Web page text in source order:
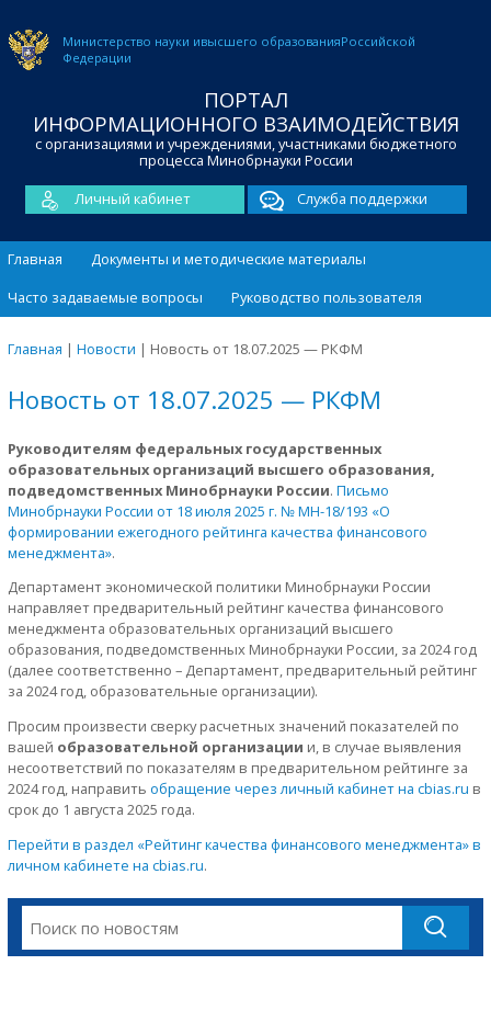
Министерство науки ивысшего образованияРоссийской
Федерации
ПОРТАЛ
ИНФОРМАЦИОННОГО ВЗАИМОДЕЙСТВИЯ
с организациями и учреждениями, участниками бюджетного
процесса Минобрнауки России
Личный кабинет
Служба поддержки
Главная
Документы и методические материалы
Часто задаваемые вопросы
Руководство пользователя
Главная | Новости | Новость от 18.07.2025 — РКФМ
Новость от 18.07.2025 — РКФМ
Руководителям федеральных государственных
образовательных организаций высшего образования,
подведомственных Минобрнауки России. Письмо
Минобрнауки России от 18 июля 2025 г. № МН-18/193 «О
формировании ежегодного рейтинга качества финансового
менеджмента».
Департамент экономической политики Минобрнауки России
направляет предварительный рейтинг качества финансового
менеджмента образовательных организаций высшего
образования, подведомственных Минобрнауки России, за 2024 год
(далее соответственно – Департамент, предварительный рейтинг
за 2024 год, образовательные организации).
Просим произвести сверку расчетных значений показателей по
вашей образовательной организации и, в случае выявления
несоответствий по показателям в предварительном рейтинге за
2024 год, направить обращение через личный кабинет на cbias.ru в
срок до 1 августа 2025 года.
Перейти в раздел «Рейтинг качества финансового менеджмента» в
личном кабинете на cbias.ru.